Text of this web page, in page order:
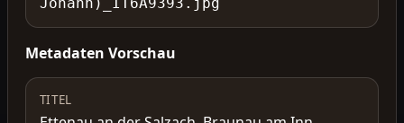
Metadaten Vorschau
TITEL